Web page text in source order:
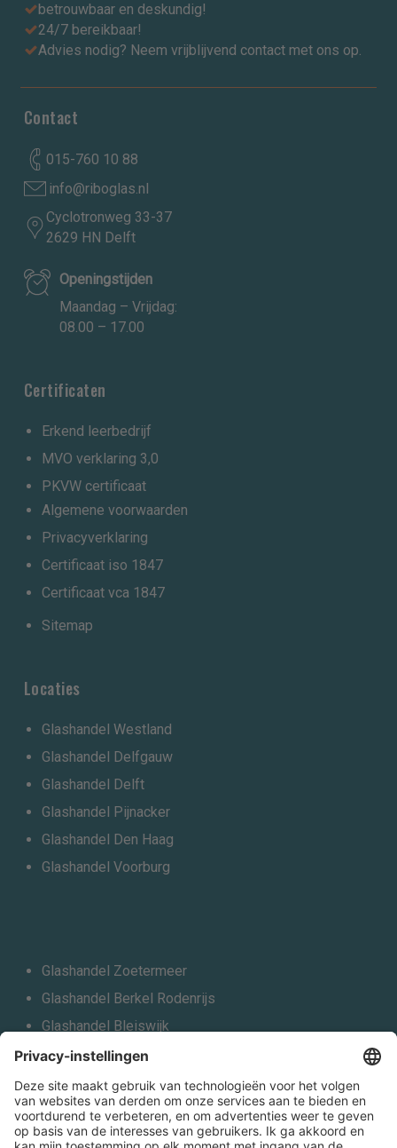
betrouwbaar en deskundig!
24/7 bereikbaar!
Advies nodig? Neem vrijblijvend contact met ons op.
Contact
015-760 10 88
info@riboglas.nl
Cyclotronweg 33-37
2629 HN Delft
Openingstijden
Maandag – Vrijdag:
08.00 – 17.00
Certificaten
Erkend leerbedrijf
MVO verklaring 3,0
PKVW certificaat
Algemene voorwaarden
Privacyverklaring
Certificaat iso 1847
Certificaat vca 1847
Sitemap
Locaties
Glashandel Westland
Glashandel Delfgauw
Glashandel Delft
Glashandel Pijnacker
Glashandel Den Haag
Glashandel Voorburg
Glashandel Zoetermeer
Glashandel Berkel Rodenrijs
Glashandel Bleiswijk
Glashandel Schiedam
Glashandel Vlaardingen
Glashandel Leiden
Alle locaties